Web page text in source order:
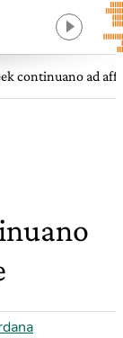
continuano ad